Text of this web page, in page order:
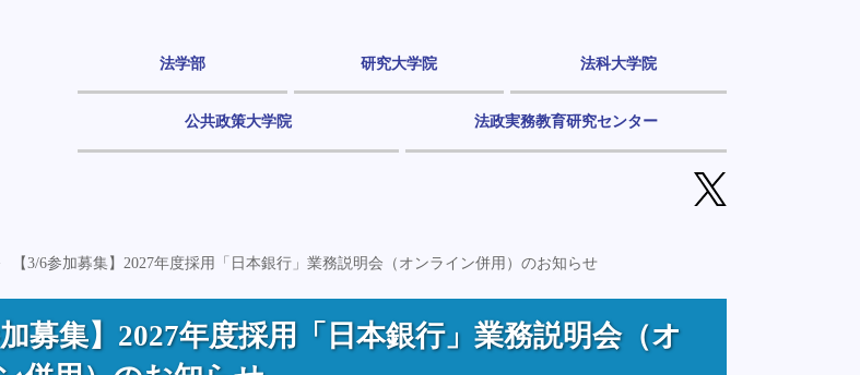
法学部 研究大学院 法科大学院
公共政策大学院 法政実務教育研究センター
【3/6参加募集】2027年度採用「日本銀行」業務説明会（オンライン併用）のお知らせ
加募集】2027年度採用「日本銀行」業務説明会（オ